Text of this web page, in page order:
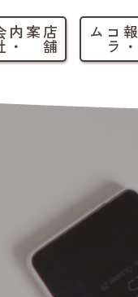
店
舗
案内
・
会
社
情
報